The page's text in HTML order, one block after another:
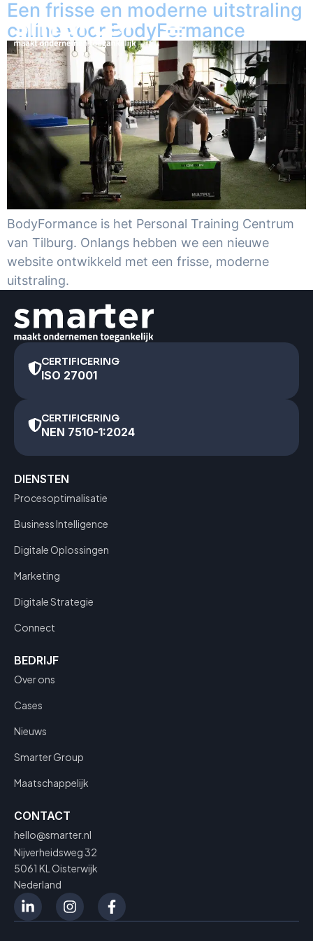
Een frisse en moderne uitstraling
online voor BodyFormance
BodyFormance is het Personal Training Centrum
van Tilburg. Onlangs hebben we een nieuwe
website ontwikkeld met een frisse, moderne
uitstraling.
CERTIFICERING
ISO 27001
CERTIFICERING
NEN 7510-1:2024
DIENSTEN
Procesoptimalisatie
Business Intelligence
Digitale Oplossingen
Marketing
Digitale Strategie
Connect
BEDRIJF
Over ons
Cases
Nieuws
Smarter Group
Maatschappelijk
CONTACT
hello@smarter.nl
Nijverheidsweg 32
5061 KL Oisterwijk
Nederland